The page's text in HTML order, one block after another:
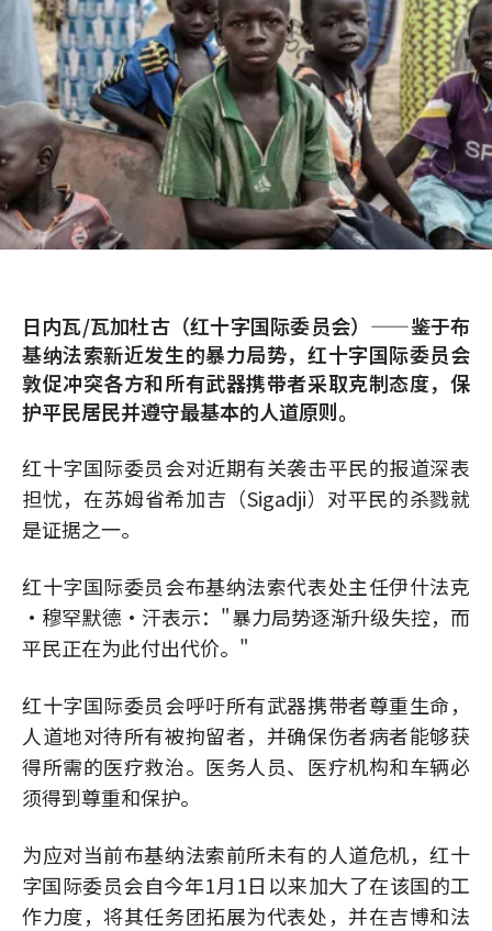
日内瓦/瓦加杜古（红十字国际委员会）——鉴于布
基纳法索新近发生的暴力局势，红十字国际委员会
敦促冲突各方和所有武器携带者采取克制态度，保
护平民居民并遵守最基本的人道原则。
红十字国际委员会对近期有关袭击平民的报道深表
担忧，在苏姆省希加吉（Sigadji）对平民的杀戮就
是证据之一。
红十字国际委员会布基纳法索代表处主任伊什法克
·穆罕默德·汗表示："暴力局势逐渐升级失控，而
平民正在为此付出代价。"
红十字国际委员会呼吁所有武器携带者尊重生命，
人道地对待所有被拘留者，并确保伤者病者能够获
得所需的医疗救治。医务人员、医疗机构和车辆必
须得到尊重和保护。
为应对当前布基纳法索前所未有的人道危机，红十
字国际委员会自今年1月1日以来加大了在该国的工
作力度，将其任务团拓展为代表处，并在吉博和法